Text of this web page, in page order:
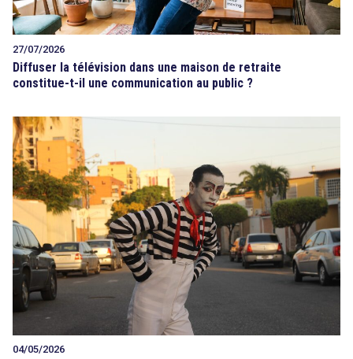
27/07/2026
Diffuser la télévision dans une maison de retraite
constitue-t-il une communication au public ?
04/05/2026